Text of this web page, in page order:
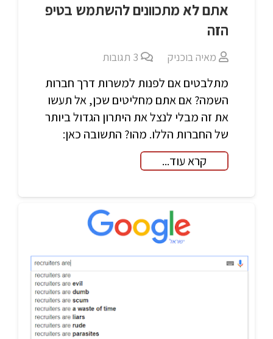
אתם לא מתכוונים להשתמש בטיפ
הזה
מאיה בוכניק 3 תגובות
מתלבטים אם לפנות למשרות דרך חברות
השמה? אם אתם מחליטים שכן, אל תעשו
את זה מבלי לנצל את היתרון הגדול ביותר
של החברות הללו. מהו? התשובה כאן:
קרא עוד...